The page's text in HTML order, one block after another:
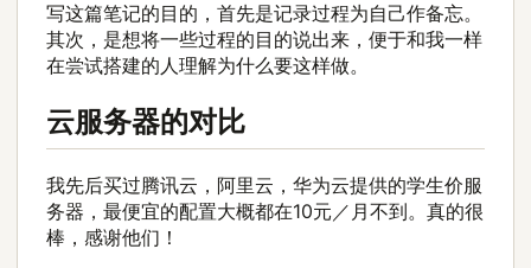
写这篇笔记的目的，首先是记录过程为自己作备忘。
其次，是想将一些过程的目的说出来，便于和我一样
在尝试搭建的人理解为什么要这样做。
云服务器的对比
我先后买过腾讯云，阿里云，华为云提供的学生价服
务器，最便宜的配置大概都在10元／月不到。真的很
棒，感谢他们！